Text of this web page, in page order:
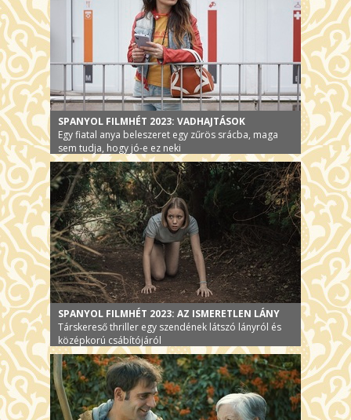
SPANYOL FILMHÉT 2023: VADHAJTÁSOK
Egy fiatal anya beleszeret egy zűrös srácba, maga
sem tudja, hogy jó-e ez neki
SPANYOL FILMHÉT 2023: AZ ISMERETLEN LÁNY
Társkereső thriller egy szendének látszó lányról és
középkorú csábítójáról